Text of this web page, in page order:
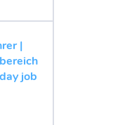
|
job